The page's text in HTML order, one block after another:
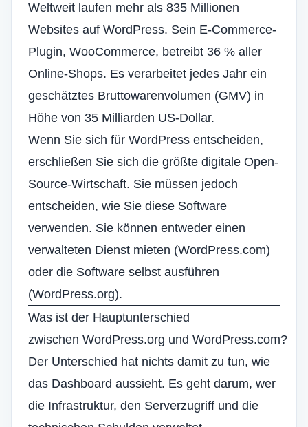
Weltweit laufen mehr als 835 Millionen
Websites auf WordPress. Sein E-Commerce-
Plugin, WooCommerce, betreibt 36 % aller
Online-Shops. Es verarbeitet jedes Jahr ein
geschätztes Bruttowarenvolumen (GMV) in
Höhe von 35 Milliarden US-Dollar.
Wenn Sie sich für WordPress entscheiden,
erschließen Sie sich die größte digitale Open-
Source-Wirtschaft. Sie müssen jedoch
entscheiden, wie Sie diese Software
verwenden. Sie können entweder einen
verwalteten Dienst mieten (WordPress.com)
oder die Software selbst ausführen
(WordPress.org).
Was ist der Hauptunterschied
zwischen WordPress.org und WordPress.com?
Der Unterschied hat nichts damit zu tun, wie
das Dashboard aussieht. Es geht darum, wer
die Infrastruktur, den Serverzugriff und die